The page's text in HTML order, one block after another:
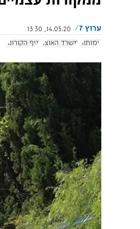
ערוץ 7
14.05.20, 13:30
עמותות
משרד האוצר נגיף הקורונה